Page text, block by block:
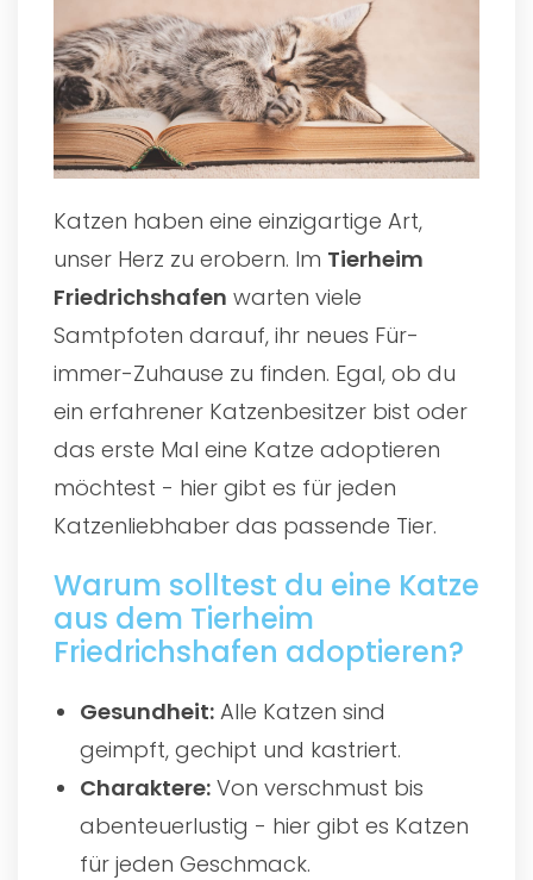
Katzen haben eine einzigartige Art,
unser Herz zu erobern. Im Tierheim
Friedrichshafen warten viele
Samtpfoten darauf, ihr neues Für-
immer-Zuhause zu finden. Egal, ob du
ein erfahrener Katzenbesitzer bist oder
das erste Mal eine Katze adoptieren
möchtest - hier gibt es für jeden
Katzenliebhaber das passende Tier.
Warum solltest du eine Katze
aus dem Tierheim
Friedrichshafen adoptieren?
Gesundheit: Alle Katzen sind
geimpft, gechipt und kastriert.
Charaktere: Von verschmust bis
abenteuerlustig - hier gibt es Katzen
für jeden Geschmack.